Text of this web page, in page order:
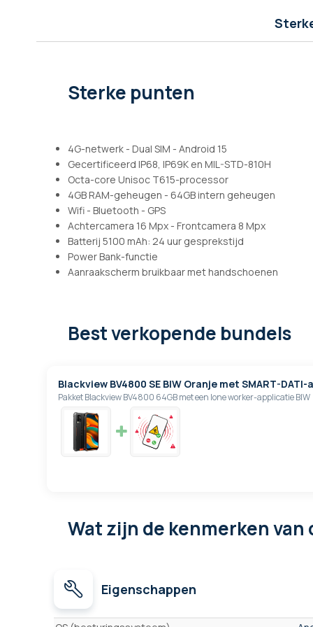
Sterke punten
4G-netwerk - Dual SIM - Android 15
Gecertificeerd IP68, IP69K en MIL-STD-810H
Octa-core Unisoc T615-processor
4GB RAM-geheugen - 64GB intern geheugen
Wifi - Bluetooth - GPS
Achtercamera 16 Mpx - Frontcamera 8 Mpx
Batterij 5100 mAh: 24 uur gesprekstijd
Power Bank-functie
Aanraakscherm bruikbaar met handschoenen
Best verkopende bundels
Blackview BV4800 SE BIW Oranje met SMART-
Pakket Blackview BV4800 64GB met een lone worker-applicatie BIW
Wat zijn de kenmerkenvan
Eigenschappen
Eigenschappen